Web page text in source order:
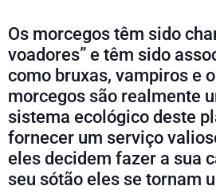
Os morcegos têm sido
voadores” e têm sido
como bruxas, vampiros e
morcegos são realmente
sistema ecológico deste
fornecer um serviço
eles decidem fazer a sua
seu sótão eles se tornam